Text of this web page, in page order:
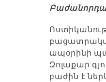
ապօրինի
Զոլաքար
բաժին է